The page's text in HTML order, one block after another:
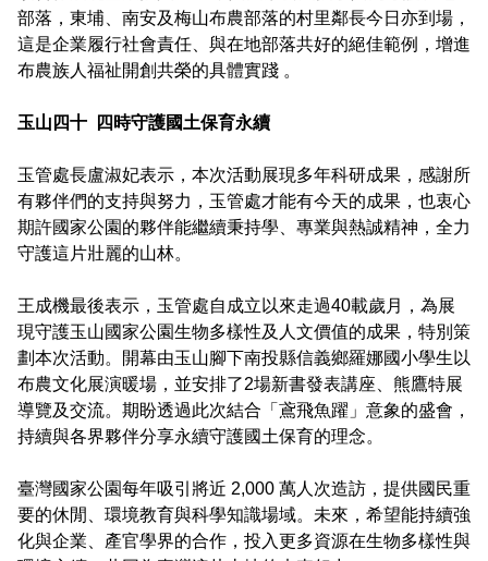
部落， 東埔、南安及梅山布農部落的村里鄰長今日亦到場，
這是企業履行社會責任、與在地部落共好的絕佳範例 ，增進
布農族人福祉開創共榮的具體實踐 。
玉山四十 四時守護國土保育永續
玉管處長盧淑妃表示，本次活動展現多年科研成果，感謝所
有夥伴們的支持與努力，玉管處才能有今天的成果，也衷心
期許國家公園的夥伴能繼續秉持學、專業與熱誠精神，全力
守護這片壯麗的山林。
王成機最後表示，玉管處自成立以來走過40載歲月，為展
現守護玉山國家公園生物多樣性及人文價值的成果，特別策
劃本次活動。開幕由玉山腳下南投縣信義鄉羅娜國小學生以
布農文化展演暖場，並安排了2場新書發表講座、熊鷹特展
導覽及交流。期盼透過此次結合「鳶飛魚躍」意象的盛會，
持續與各界夥伴分享永續守護國土保育的理念。
臺灣國家公園每年吸引將近 2,000 萬人次造訪，提供國民重
要的休閒、環境教育與科學知識場域。未來，希望能持續強
化與企業、產官學界的合作，投入更多資源在生物多樣性與